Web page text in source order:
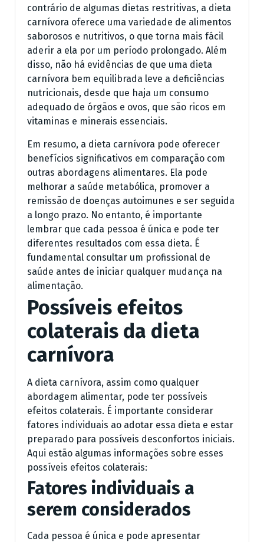
contrário de algumas dietas restritivas, a dieta
carnívora oferece uma variedade de alimentos
saborosos e nutritivos, o que torna mais fácil
aderir a ela por um período prolongado. Além
disso, não há evidências de que uma dieta
carnívora bem equilibrada leve a deficiências
nutricionais, desde que haja um consumo
adequado de órgãos e ovos, que são ricos em
vitaminas e minerais essenciais.
Em resumo, a dieta carnívora pode oferecer
benefícios significativos em comparação com
outras abordagens alimentares. Ela pode
melhorar a saúde metabólica, promover a
remissão de doenças autoimunes e ser seguida
a longo prazo. No entanto, é importante
lembrar que cada pessoa é única e pode ter
diferentes resultados com essa dieta. É
fundamental consultar um profissional de
saúde antes de iniciar qualquer mudança na
alimentação.
Possíveis efeitos
colaterais da dieta
carnívora
A dieta carnívora, assim como qualquer
abordagem alimentar, pode ter possíveis
efeitos colaterais. É importante considerar
fatores individuais ao adotar essa dieta e estar
preparado para possíveis desconfortos iniciais.
Aqui estão algumas informações sobre esses
possíveis efeitos colaterais:
Fatores individuais a
serem considerados
Cada pessoa é única e pode apresentar